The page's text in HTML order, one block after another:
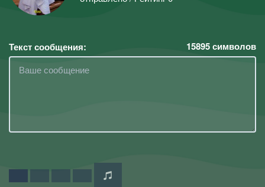
Текст сообщения: 15895символов